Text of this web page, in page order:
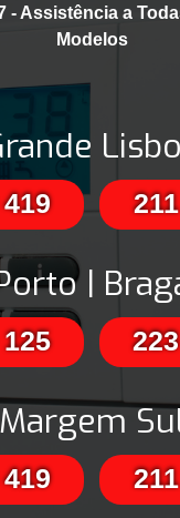
- Assistência a
Modelos
|
Margem